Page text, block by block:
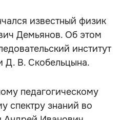
известный физик
Демьянов. Об этом
институт
Д. В. Скобельцына.
педагогическому
спектру знаний во